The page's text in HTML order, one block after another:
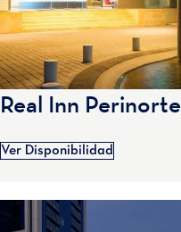
Real Inn Perinorte
Ver Disponibilidad